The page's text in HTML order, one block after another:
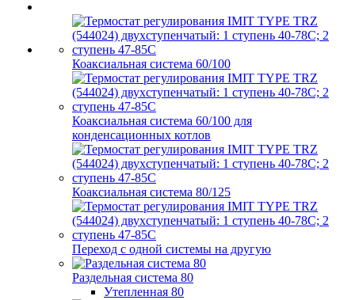
Коаксиальная система 60/100
Коаксиальная система 60/100 для
конденсационных котлов
Коаксиальная система 80/125
Переход с одной системы на другую
Раздельная система 80
Утепленная 80